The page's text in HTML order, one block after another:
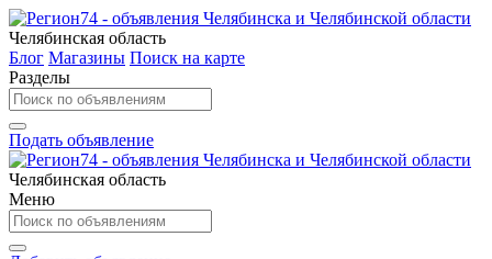
Челябинская область
Блог Магазины Поиск на карте
Разделы
Подать объявление
Челябинская область
Меню